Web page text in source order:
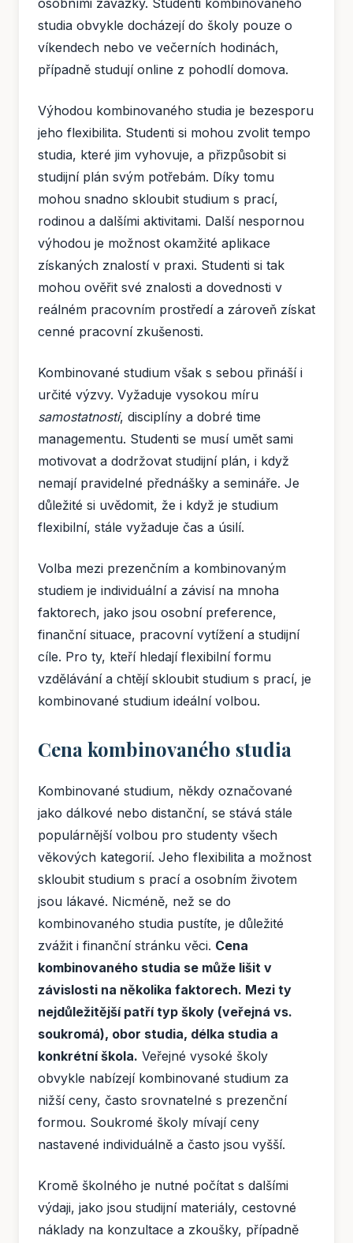
osobními závazky. Studenti kombinovaného
studia obvykle docházejí do školy pouze o
víkendech nebo ve večerních hodinách,
případně studují online z pohodlí domova.
Výhodou kombinovaného studia je bezesporu
jeho flexibilita. Studenti si mohou zvolit tempo
studia, které jim vyhovuje, a přizpůsobit si
studijní plán svým potřebám. Díky tomu
mohou snadno skloubit studium s prací,
rodinou a dalšími aktivitami. Další nespornou
výhodou je možnost okamžité aplikace
získaných znalostí v praxi. Studenti si tak
mohou ověřit své znalosti a dovednosti v
reálném pracovním prostředí a zároveň získat
cenné pracovní zkušenosti.
Kombinované studium však s sebou přináší i
určité výzvy. Vyžaduje vysokou míru
samostatnosti, disciplíny a dobré time
managementu. Studenti se musí umět sami
motivovat a dodržovat studijní plán, i když
nemají pravidelné přednášky a semináře. Je
důležité si uvědomit, že i když je studium
flexibilní, stále vyžaduje čas a úsilí.
Volba mezi prezenčním a kombinovaným
studiem je individuální a závisí na mnoha
faktorech, jako jsou osobní preference,
finanční situace, pracovní vytížení a studijní
cíle. Pro ty, kteří hledají flexibilní formu
vzdělávání a chtějí skloubit studium s prací, je
kombinované studium ideální volbou.
Cena kombinovaného studia
Kombinované studium, někdy označované
jako dálkové nebo distanční, se stává stále
populárnější volbou pro studenty všech
věkových kategorií. Jeho flexibilita a možnost
skloubit studium s prací a osobním životem
jsou lákavé. Nicméně, než se do
kombinovaného studia pustíte, je důležité
zvážit i finanční stránku věci. Cena
kombinovaného studia se může lišit v
závislosti na několika faktorech. Mezi ty
nejdůležitější patří typ školy (veřejná vs.
soukromá), obor studia, délka studia a
konkrétní škola. Veřejné vysoké školy
obvykle nabízejí kombinované studium za
nižší ceny, často srovnatelné s prezenční
formou. Soukromé školy mívají ceny
nastavené individuálně a často jsou vyšší.
Kromě školného je nutné počítat s dalšími
výdaji, jako jsou studijní materiály, cestovné
náklady na konzultace a zkoušky, případně